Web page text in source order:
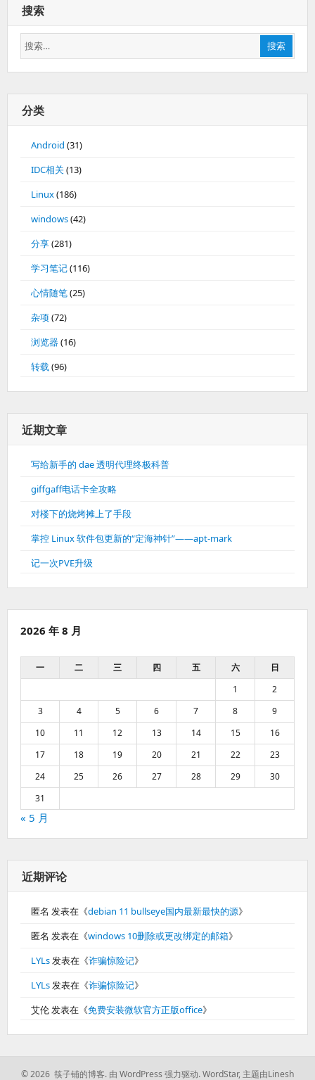
搜索
搜
索：
搜索
分类
Android (31)
IDC相关(13)
Linux(186)
windows(42)
分享(281)
学习笔记(116)
心情随笔(25)
杂项 (72)
浏览器(16)
转载(96)
近期文章
写给新手的 dae 透明代理终极科普
giffgaff电话卡全攻略
对楼下的烧烤摊上了手段
掌控 Linux 软件包更新的“定海神针”——apt-mark
记一次PVE升级
2026 年 8 月
一 二 三 四 五 六
日
1
2
3
4 5 6 7 8
9
10
11 12 13 14 15
16
17
18 19 20 21 22
23
24
25 26 27 28 29
30
31
« 5 月
近期评论
匿名 发表在《debian 11 bullseye国内最新最快的源》
匿名 发表在《windows 10删除或更改绑定的邮箱》
LYLs发表在《诈骗惊险记》
LYLs发表在《诈骗惊险记》
艾伦发表在《免费安装微软官方正版office》
© 2026 筷子铺的博客. 由 WordPress 强力驱动. WordStar, 主题由Linesh